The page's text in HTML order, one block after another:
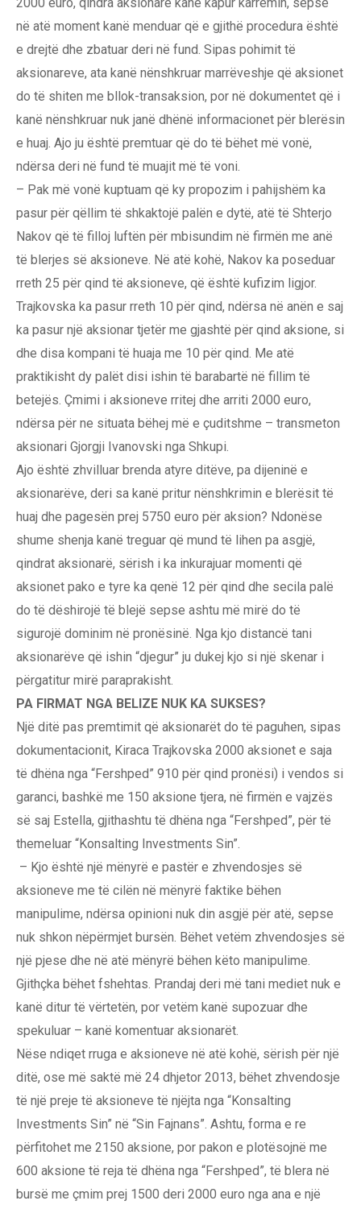
2000 euro, qindra aksionarë kanë kapur karremin, sepse
në atë moment kanë menduar që e gjithë procedura është
e drejtë dhe zbatuar deri në fund. Sipas pohimit të
aksionareve, ata kanë nënshkruar marrëveshje që aksionet
do të shiten me bllok-transaksion, por në dokumentet që i
kanë nënshkruar nuk janë dhënë informacionet për blerësin
e huaj. Ajo ju është premtuar që do të bëhet më vonë,
ndërsa deri në fund të muajit më të voni.
– Pak më vonë kuptuam që ky propozim i pahijshëm ka
pasur për qëllim të shkaktojë palën e dytë, atë të Shterjo
Nakov që të filloj luftën për mbisundim në firmën me anë
të blerjes së aksioneve. Në atë kohë, Nakov ka poseduar
rreth 25 për qind të aksioneve, që është kufizim ligjor.
Trajkovska ka pasur rreth 10 për qind, ndërsa në anën e saj
ka pasur një aksionar tjetër me gjashtë për qind aksione, si
dhe disa kompani të huaja me 10 për qind. Me atë
praktikisht dy palët disi ishin të barabartë në fillim të
betejës. Çmimi i aksioneve rritej dhe arriti 2000 euro,
ndërsa për ne situata bëhej më e çuditshme – transmeton
aksionari Gjorgji Ivanovski nga Shkupi.
Ajo është zhvilluar brenda atyre ditëve, pa dijeninë e
aksionarëve, deri sa kanë pritur nënshkrimin e blerësit të
huaj dhe pagesën prej 5750 euro për aksion? Ndonëse
shume shenja kanë treguar që mund të lihen pa asgjë,
qindrat aksionarë, sërish i ka inkurajuar momenti që
aksionet pako e tyre ka qenë 12 për qind dhe secila palë
do të dëshirojë të blejë sepse ashtu më mirë do të
sigurojë dominim në pronësinë. Nga kjo distancë tani
aksionarëve që ishin “djegur” ju dukej kjo si një skenar i
përgatitur mirë paraprakisht.
PA FIRMAT NGA BELIZE NUK KA SUKSES?
Një ditë pas premtimit që aksionarët do të paguhen, sipas
dokumentacionit, Kiraca Trajkovska 2000 aksionet e saja
të dhëna nga “Fershped” 910 për qind pronësi) i vendos si
garanci, bashkë me 150 aksione tjera, në firmën e vajzës
së saj Estella, gjithashtu të dhëna nga “Fershped”, për të
themeluar “Konsalting Investments Sin”.
– Kjo është një mënyrë e pastër e zhvendosjes së
aksioneve me të cilën në mënyrë faktike bëhen
manipulime, ndërsa opinioni nuk din asgjë për atë, sepse
nuk shkon nëpërmjet bursën. Bëhet vetëm zhvendosjes së
një pjese dhe në atë mënyrë bëhen këto manipulime.
Gjithçka bëhet fshehtas. Prandaj deri më tani mediet nuk e
kanë ditur të vërtetën, por vetëm kanë supozuar dhe
spekuluar – kanë komentuar aksionarët.
Nëse ndiqet rruga e aksioneve në atë kohë, sërish për një
ditë, ose më saktë më 24 dhjetor 2013, bëhet zhvendosje
të një preje të aksioneve të njëjta nga “Konsalting
Investments Sin” në “Sin Fajnans”. Ashtu, forma e re
përfitohet me 2150 aksione, por pakon e plotësojnë me
600 aksione të reja të dhëna nga “Fershped”, të blera në
bursë me çmim prej 1500 deri 2000 euro nga ana e një